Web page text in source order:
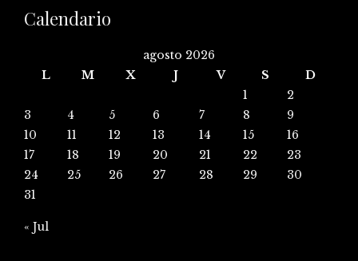
Calendario
agosto 2026
L
M X J V S
D
1
2
3
4 5 6 7 8
9
10
11 12 13 14 15
16
17
18 19 20 21 22
23
24
25 26 27 28 29
30
31
« Jul